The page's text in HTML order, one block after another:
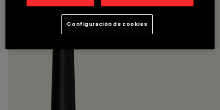
DESIGN
Configuración de cookies